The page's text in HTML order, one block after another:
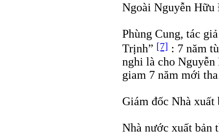
Ngoài Nguyễn Hữu
Phùng Cung, tác
Trịnh” [7] : 7 năm
nghi là cho
giam 7 năm mới
Giám đốc Nhà
Nhà nước xuất bản